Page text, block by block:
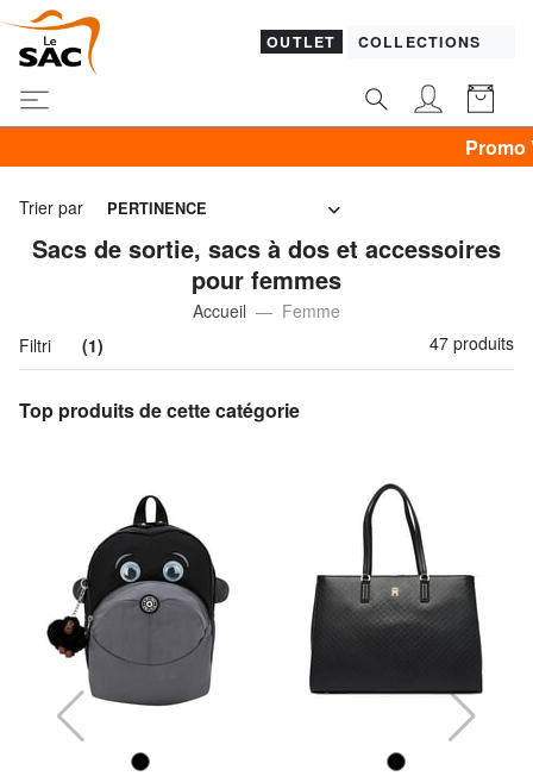
OUTLET COLLECTIONS
Promo VÊTEMENTS -30% | -
Trier par PERTINENCE
Sacs de sortie, sacs à dos et accessoires
pour femmes
Accueil
Femme
Filtri
(1) 47 produits
Top produits de cette catégorie